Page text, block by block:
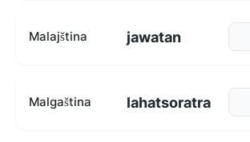
Malajština jawatan
Malgaština lahatsoratra